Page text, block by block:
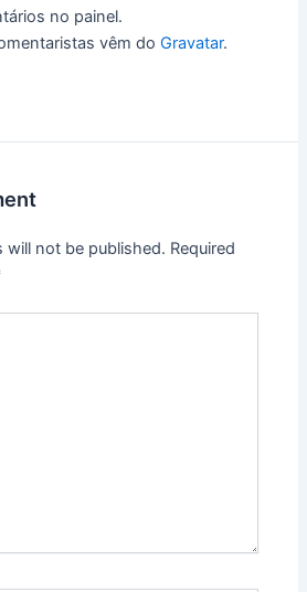
no painel.
vêm doGravatar.
will not be published. Required